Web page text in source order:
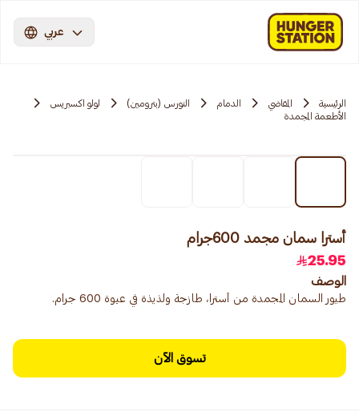
عربي
الرئيسية المقاضي الدمام النورس (بترومين)
لولو اكسبريس
الأطعمة المجمدة
أسترا سمان مجمد 600جرام
25.95
الوصف
طيور السمان المجمدة من أسترا، طازجة ولذيذة في عبوة 600 جرام.
تسوق الآن